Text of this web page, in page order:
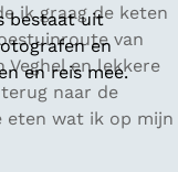
bestaat uit
en
en reis mee.
ik graag de keten
van
en lekkere
naar de
eten wat ik op mijn